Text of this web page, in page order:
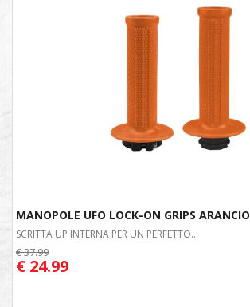
MANOPOLE UFO LOCK-ON GRIPS ARANCIO
SCRITTA UP INTERNA PER UN PERFETTO...
€ 37.99
€ 24.99